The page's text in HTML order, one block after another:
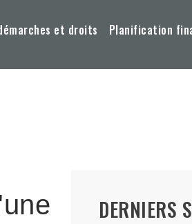
et droits Planification
DERNIERS